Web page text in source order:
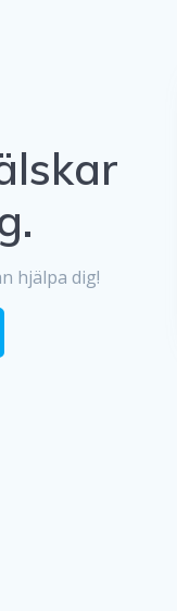
hjälpa dig!